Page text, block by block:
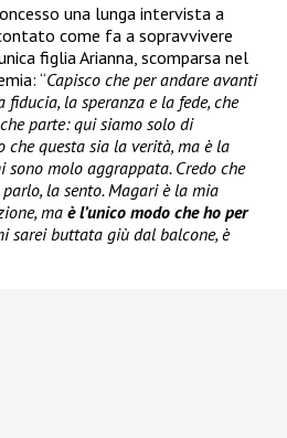
una lunga intervista a
come fa a sopravvivere
figlia Arianna, scomparsa nel
“Capisco che per andare avanti
la speranza e la fede, che
parte: qui siamo solo di
che questa sia la verità, ma è la
molo aggrappata. Credo che
la sento. Magari è la mia
ma è l’unico modo che ho per
sarei buttata giù dal balcone, è